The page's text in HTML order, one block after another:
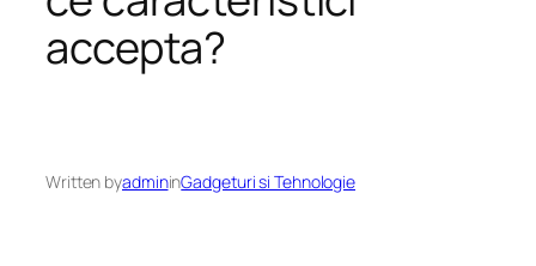
accepta?
Written byadmininGadgeturi si Tehnologie